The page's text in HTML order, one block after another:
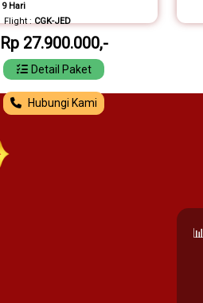
9 Hari
Flight :CGK-JED
Rp 27.900.000,-
Detail Paket
Hubungi Kami
📊